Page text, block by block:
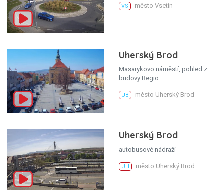
VS město Vsetín
Uherský Brod
Masarykovo náměstí, pohled z
budovy Regio
UB město Uherský Brod
Uherský Brod
autobusové nádraží
UH město Uherský Brod